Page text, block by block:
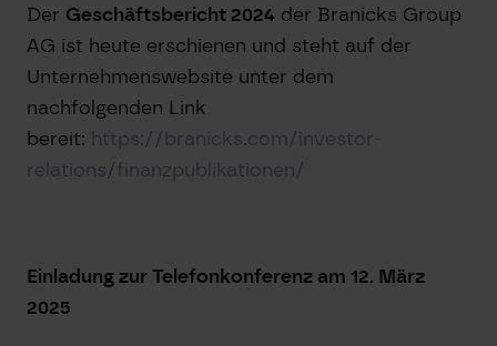
Der Geschäftsbericht 2024 der Branicks Group
AG ist heute erschienen und steht auf der
Unternehmenswebsite unter dem
nachfolgenden Link
bereit: https://branicks.com/investor-
relations/finanzpublikationen/
Einladung zur Telefonkonferenz am 12. März
2025